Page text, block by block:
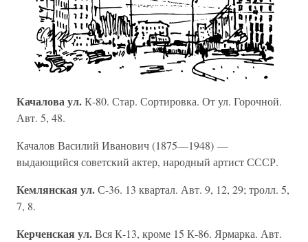
Качалова ул.К-80. Стар. Сортировка. От ул. Горочной.
Авт. 5, 48.
Качалов Василий Иванович (1875—1948) —
выдающийся советский актер, народный артист СССР.
Кемлянская ул.С-36. 13 квартал. Авт. 9, 12, 29; тролл. 5,
7, 8.
Керченская ул.Вся К-13, кроме 15 К-86. Ярмарка. Авт.